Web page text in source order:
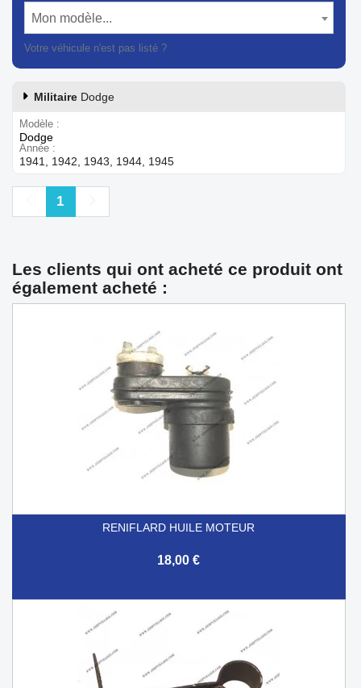
Mon modèle...
Votre véhicule n'est pas listé ?
Militaire Dodge
Modèle
Dodge
Année
1941, 1942, 1943, 1944, 1945
Précédent
1
Les clients qui ont acheté ce produit ont
également acheté :
RENIFLARD HUILE MOTEUR
18,00 €